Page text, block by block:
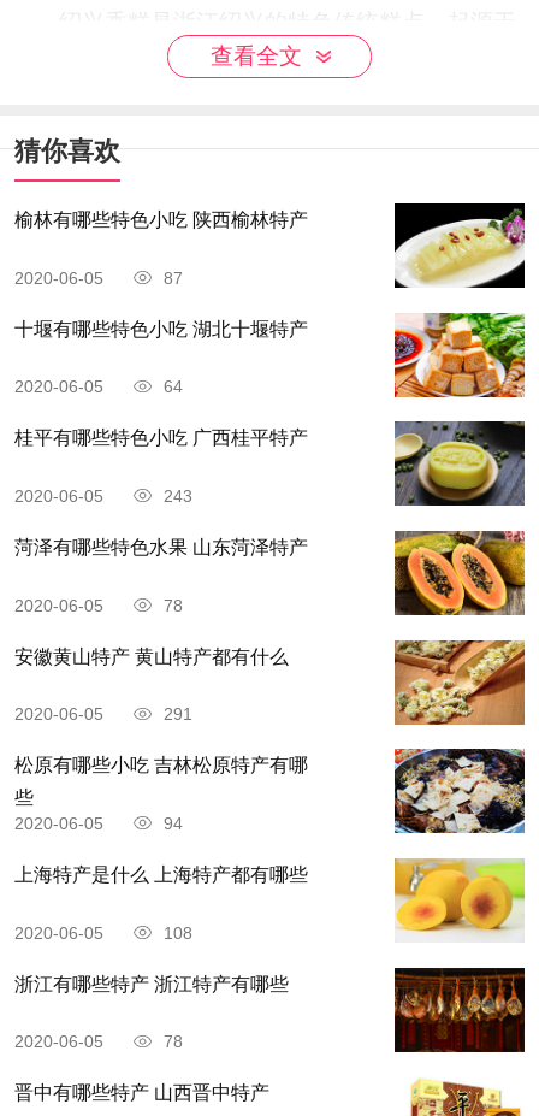
清朝嘉庆年间，距今已有两百多年的历史了。绍兴
精白粳米为主要原料，再配上丁香，砂仁，白芷，
制作出来的绍兴香糕味道香甜，入口酥散，造型美
观，质地细腻。绍兴香糕不仅吃起来美味，还含有
维生素，蛋白质，氨基酸等丰富营养，还有补中益
气，健脾养胃，和胃清肺，聪耳明目等功功效。
4、柯桥豆腐干
生产柯桥豆腐干已经有着一百多年的历史了。其制
作工艺非常考究，用料十分精细，选用优质的黄豆
为主要原料，再配以大小茴香，丁香，桂皮等辅
料，然后经过磨碎，滤浆，冲浆，点花，上箱等传
腐干玉白细嫩，韧而不硬，既香又鲜，且回味悠
查看全文
猜你喜欢
榆林有哪些特色小吃 陕西榆林特产
2020-06-05 87
十堰有哪些特色小吃 湖北十堰特产
2020-06-05 64
桂平有哪些特色小吃 广西桂平特产
2020-06-05 243
菏泽有哪些特色水果 山东菏泽特产
2020-06-05 78
安徽黄山特产 黄山特产都有什么
2020-06-05 291
松原有哪些小吃 吉林松原特产有哪
些
2020-06-05 94
上海特产是什么 上海特产都有哪些
2020-06-05 108
浙江有哪些特产 浙江特产有哪些
2020-06-05 78
晋中有哪些特产 山西晋中特产